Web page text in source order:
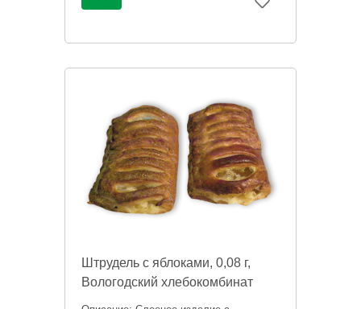
Штрудель с яблоками, 0,08 г,
Вологодский хлебокомбинат